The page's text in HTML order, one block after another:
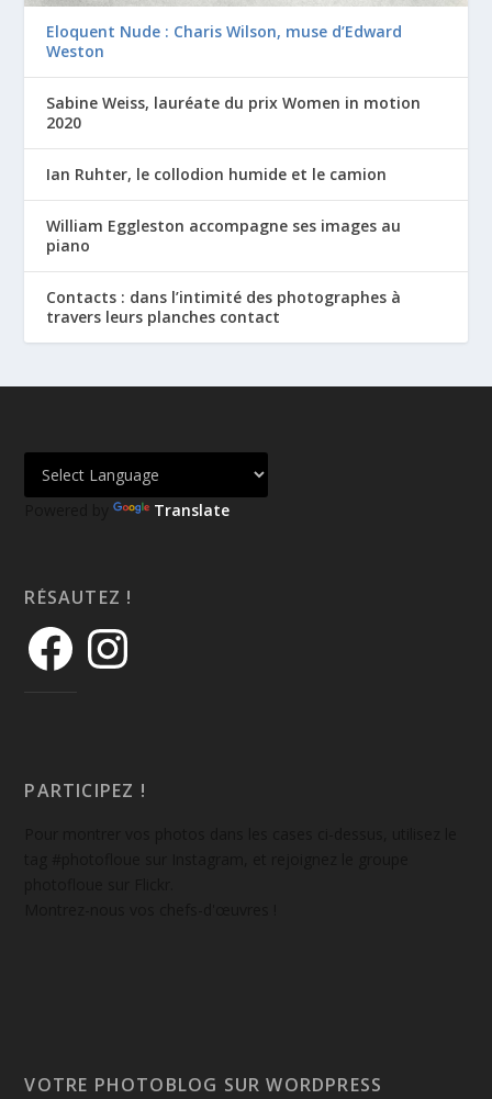
Eloquent Nude : Charis Wilson, muse d’Edward
Weston
Sabine Weiss, lauréate du prix Women in motion
2020
Ian Ruhter, le collodion humide et le camion
William Eggleston accompagne ses images au
piano
Contacts : dans l’intimité des photographes à
travers leurs planches contact
Powered by Translate
RÉSAUTEZ !
PARTICIPEZ !
VOTRE PHOTOBLOG SUR WORDPRESS